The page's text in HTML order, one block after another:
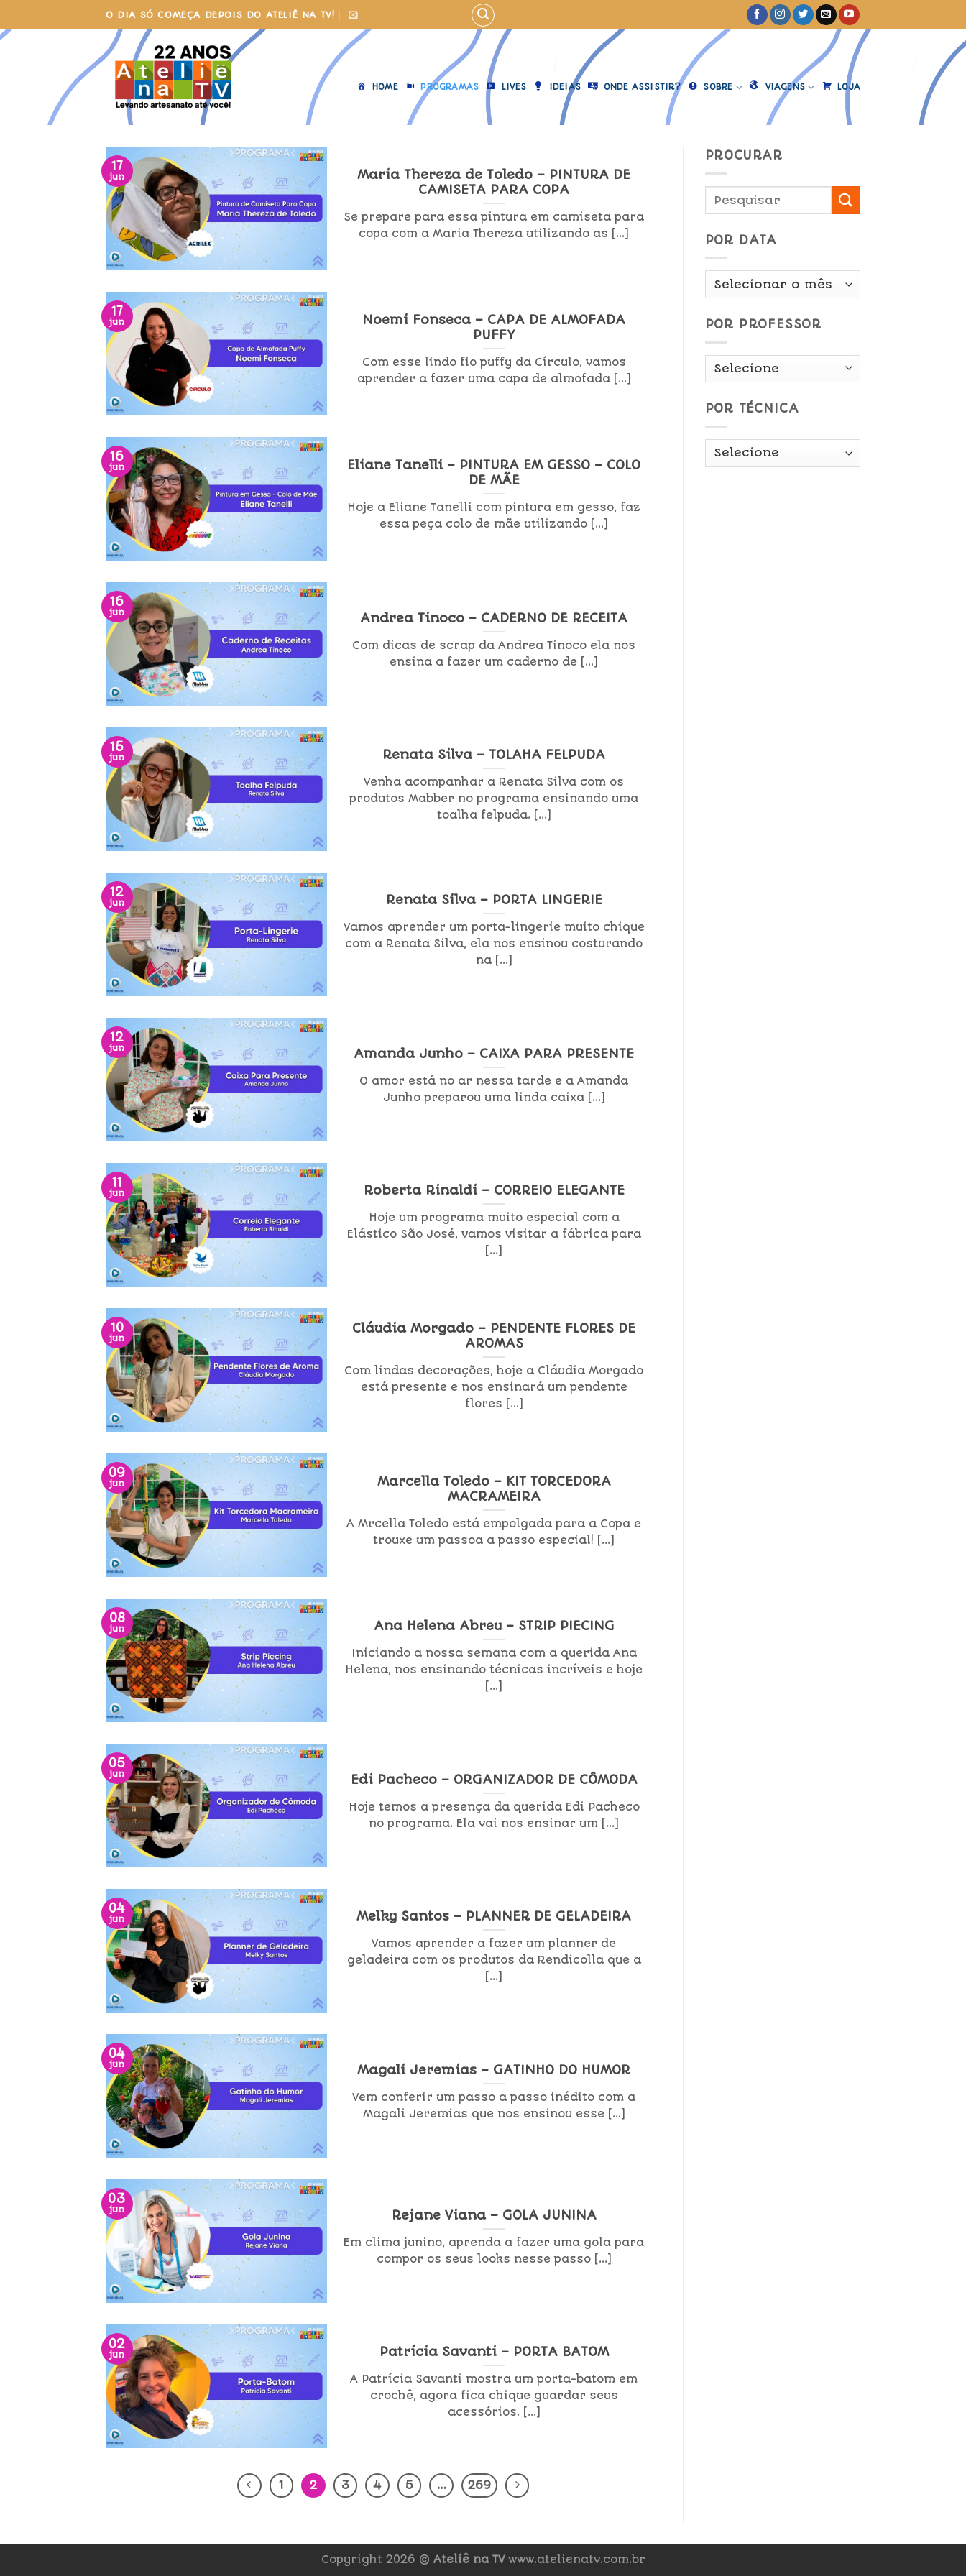
to
content
O DIA SÓ COMEÇA DEPOIS DO ATELIÊ NA TV!
HOME PROGRAMAS LIVES IDEIAS ONDE ASSISTIR? SOBRE VIAGENS LOJA
Maria Thereza de Toledo – PINTURA DE
CAMISETA PARA COPA
Se prepare para essa pintura em camiseta para
copa com a Maria Thereza utilizando as [...]
17
jun
Noemi Fonseca – CAPA DE ALMOFADA
PUFFY
Com esse lindo fio puffy da Círculo, vamos
aprender a fazer uma capa de almofada [...]
17
jun
Eliane Tanelli – PINTURA EM GESSO – COLO
DE MÃE
Hoje a Eliane Tanelli com pintura em gesso, faz
essa peça colo de mãe utilizando [...]
16
jun
Andrea Tinoco – CADERNO DE RECEITA
Com dicas de scrap da Andrea Tinoco ela nos
ensina a fazer um caderno de [...]
16
jun
Renata Silva – TOLAHA FELPUDA
Venha acompanhar a Renata Silva com os
produtos Mabber no programa ensinando uma
toalha felpuda. [...]
15
jun
Renata Silva – PORTA LINGERIE
Vamos aprender um porta-lingerie muito chique
com a Renata Silva, ela nos ensinou costurando
na [...]
12
jun
Amanda Junho – CAIXA PARA PRESENTE
O amor está no ar nessa tarde e a Amanda
Junho preparou uma linda caixa [...]
12
jun
Roberta Rinaldi – CORREIO ELEGANTE
Hoje um programa muito especial com a
Elástico São José, vamos visitar a fábrica para
[...]
11
jun
Cláudia Morgado – PENDENTE FLORES DE
AROMAS
Com lindas decorações, hoje a Cláudia Morgado
está presente e nos ensinará um pendente
flores [...]
10
jun
Marcella Toledo – KIT TORCEDORA
MACRAMEIRA
A Mrcella Toledo está empolgada para a Copa e
trouxe um passoa a passo especial! [...]
09
jun
Ana Helena Abreu – STRIP PIECING
Iniciando a nossa semana com a querida Ana
Helena, nos ensinando técnicas incríveis e hoje
[...]
08
jun
Edi Pacheco – ORGANIZADOR DE CÔMODA
Hoje temos a presença da querida Edi Pacheco
no programa. Ela vai nos ensinar um [...]
05
jun
Melky Santos – PLANNER DE GELADEIRA
Vamos aprender a fazer um planner de
geladeira com os produtos da Rendicolla que a
[...]
04
jun
Magali Jeremias – GATINHO DO HUMOR
Vem conferir um passo a passo inédito com a
Magali Jeremias que nos ensinou esse [...]
04
jun
Rejane Viana – GOLA JUNINA
Em clima junino, aprenda a fazer uma gola para
compor os seus looks nesse passo [...]
03
jun
Patrícia Savanti – PORTA BATOM
A Patrícia Savanti mostra um porta-batom em
crochê, agora fica chique guardar seus
acessórios. [...]
02
jun
1 2 3 4 5 … 269
PROCURAR
POR DATA
Por
POR PROFESSOR
POR TÉCNICA
Copyright 2026 © Ateliê na TVwww.atelienatv.com.br